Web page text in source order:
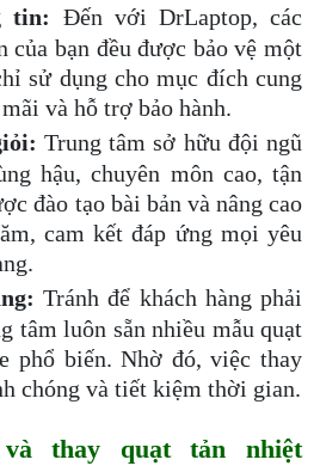
tin: Đến với DrLaptop, các
của bạn đều được bảo vệ một
sử dụng cho mục đích cung
và hỗ trợ bảo hành.
Trung tâm sở hữu đội ngũ
hậu, chuyên môn cao, tận
đào tạo bài bản và nâng cao
cam kết đáp ứng mọi yêu
Tránh để khách hàng phải
tâm luôn sẵn nhiều mẫu quạt
phổ biến. Nhờ đó, việc thay
chóng và tiết kiệm thời gian.
thay quạt tản nhiệt